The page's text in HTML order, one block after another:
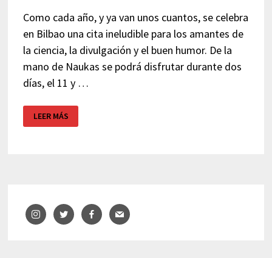
Como cada año, y ya van unos cuantos, se celebra
en Bilbao una cita ineludible para los amantes de
la ciencia, la divulgación y el buen humor. De la
mano de Naukas se podrá disfrutar durante dos
días, el 11 y …
NAUKAS
2015
–
LEER MÁS